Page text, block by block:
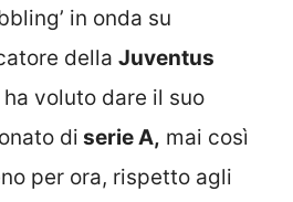
in onda su
della Juventus
ha voluto dare il suo
di serie A, mai così
per ora, rispetto agli